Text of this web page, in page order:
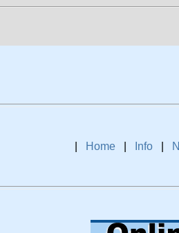
Home Info